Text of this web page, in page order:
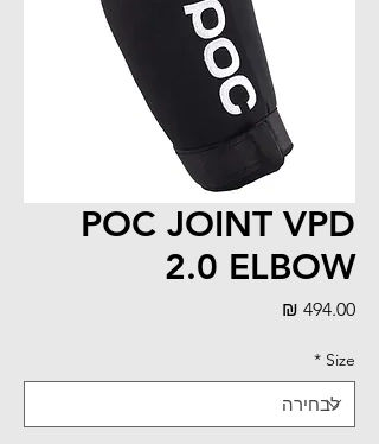
POC JOINT VPD
2.0 ELBOW
Size
*